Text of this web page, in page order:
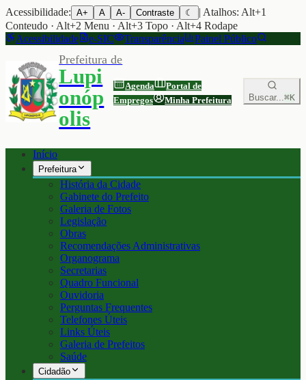
Acessibilidade: A+ A A- Contraste ☾
| Atalhos: Alt+1
Conteudo · Alt+2 Menu · Alt+3 Topo · Alt+4 Rodape
Acessibilidade
e-SIC Transparência Painel Público
Prefeitura de
Lupi
onóp
olis
Agenda
Portal de
Empregos
Minha Prefeitura Buscar...⌘K
Início
Prefeitura
História da Cidade
Gabinete do Prefeito
Galeria de Fotos
Legislação
Obras
Recomendações Administrativas
Organograma
Secretarias
Quadro Funcional
Ouvidoria
Perguntas Frequentes
Telefones Úteis
Links Úteis
Galeria de Prefeitos
Saúde
Cidadão